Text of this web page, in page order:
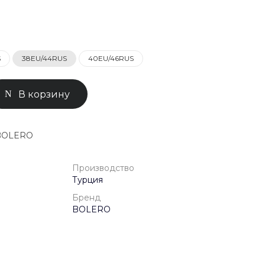
93к238EU/44RUS 40EU/46RUS
В корзину
Производство
Турция
Бренд
BOLERO